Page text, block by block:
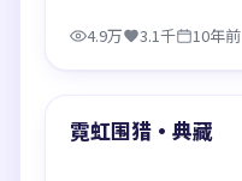
4.9万 3.1千 10年前
最新
霓虹围猎·典藏